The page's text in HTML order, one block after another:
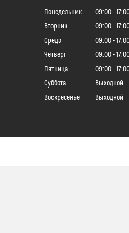
Понедельник 09:00
Вторник
09:00
Среда
09:00
Четверг
09:00
Пятница
09:00
Суббота
Выходной
Воскресенье
Выходной